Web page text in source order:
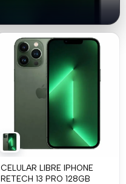
CELULAR LIBRE IPHONE
RETECH 13 PRO 128GB